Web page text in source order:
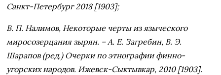
Санкт-Петербург 2018 [1903];
В. П. Налимов, Некоторые черты из языческого
миросозерцания зырян. – А. Е. Загребин, В. Э.
Шарапов (ред.) Очерки по этнографии финно-
угорских народов. Ижевск-Сыктывкар, 2010 [1903].